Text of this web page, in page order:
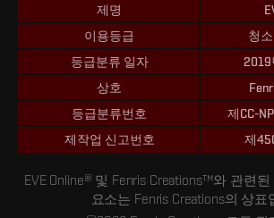
제명
이용등급
청
등급분류 일자
2019
상호
등급분류번호
제CC-
제작업 신고번호
제
EVE Online® 및 Fenris Creations™와 관련
요소는 Fenris Creations의 상표